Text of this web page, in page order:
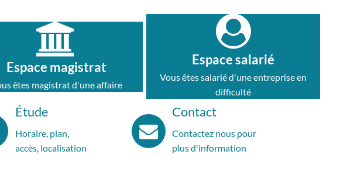
Espace magistrat
êtes magistrat d'une affaire
Espace salarié
Vous êtes salarié d'une entreprise en
difficulté
Étude
Horaire, plan,
accès, localisation
Contact
Contactez nous pour
plus d'information